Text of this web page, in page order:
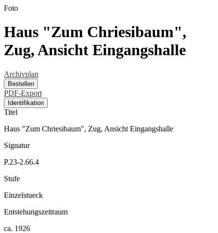
Foto
Haus "Zum Chriesibaum",
Zug, Ansicht Eingangshalle
Archivplan
Bestellen
PDF-Export
Identifikation
Titel
Haus "Zum Chriesibaum", Zug, Ansicht Eingangshalle
Signatur
P.23-2.66.4
Stufe
Einzelstueck
Entstehungszeitraum
ca. 1926